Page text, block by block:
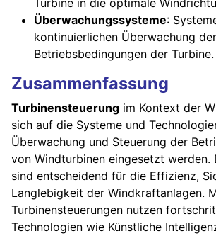
Turbine in die optimale
Überwachungssysteme:
kontinuierlichen Überwachung der
Betriebsbedingungen der Turbine.
Zusammenfassung
Turbinensteuerung im Kontext der
sich auf die Systeme und
Überwachung und Steuerung der
von Windturbinen eingesetzt werden.
sind entscheidend für die Effizienz,
Langlebigkeit der Windkraftanlagen.
Turbinensteuerungen nutzen
Technologien wie Künstliche